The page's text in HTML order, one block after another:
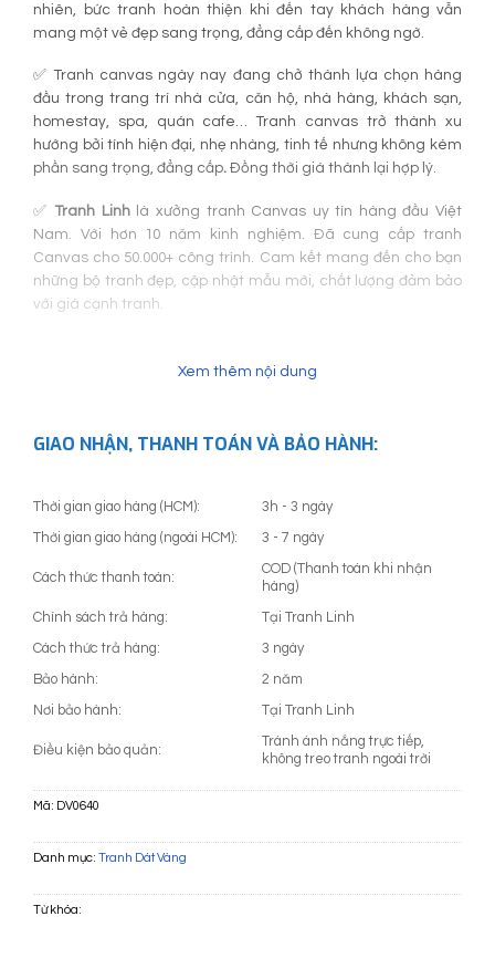
nhiên, bức tranh hoàn thiện khi đến tay khách hàng vẫn
mang một vẻ đẹp sang trọng, đẳng cấp đến không ngờ.
✅ Tranh canvas ngày nay đang chở thành lựa chọn hàng
đầu trong trang trí nhà cửa, căn hộ, nhà hàng, khách sạn,
homestay, spa, quán cafe… Tranh canvas trở thành xu
hướng bởi tính hiện đại, nhẹ nhàng, tinh tế nhưng không kém
phần sang trọng, đẳng cấp. Đồng thời giá thành lại hợp lý.
✅Tranh Linhlà xưởng tranh Canvas uy tín hàng đầu Việt
Nam. Với hơn 10 năm kinh nghiệm. Đã cung cấp tranh
Canvas cho 50.000+ công trình. Cam kết mang đến cho bạn
những bộ tranh đẹp, cập nhật mẫu mới, chất lượng đảm bảo
với giá cạnh tranh.
Xem thêm nội dung
GIAO NHẬN, THANH TOÁN VÀ BẢO HÀNH:
Thời gian giao hàng (HCM):
3h - 3 ngày
Thời gian giao hàng (ngoài HCM):
3 - 7 ngày
Cách thức thanh toán:
COD (Thanh toán khi nhận
hàng)
Chính sách trả hàng:
Tại Tranh Linh
Cách thức trả hàng:
3 ngày
Bảo hành:
2 năm
Nơi bảo hành:
Tại Tranh Linh
Điều kiện bảo quản:
Tránh ánh nắng trực tiếp,
không treo tranh ngoài trời
Mã: DV0640
Danh mục: Tranh Dát Vàng
Từ khóa: